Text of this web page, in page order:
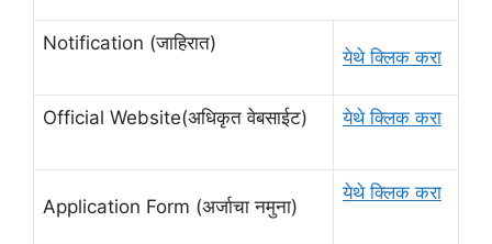
Notification (जाहिरात)
येथे क्लिक करा
Official Website(अधिकृत वेबसाईट) येथे क्लिक करा
Application Form (अर्जाचा नमुना)
येथे क्लिक करा